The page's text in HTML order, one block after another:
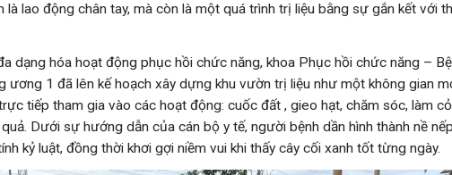
là lao động chân tay, mà còn là một quá trình trị liệu bằng sự gắn kết với
dạng hóa hoạt động phục hồi chức năng, khoa Phục hồi chức năng –
ương 1 đã lên kế hoạch xây dựng khu vườn trị liệu như một không gian
tiếp tham gia vào các hoạt động: cuốc đất , gieo hạt, chăm sóc, làm
Dưới sự hướng dẫn của cán bộ y tế, người bệnh dần hình thành nề
kỷ luật, đồng thời khơi gợi niềm vui khi thấy cây cối xanh tốt từng ngày.